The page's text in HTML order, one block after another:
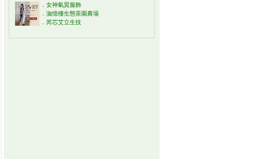
． 女神氣質服飾
． 洳憶樓生態茶園農場
． 芮芯艾立生技